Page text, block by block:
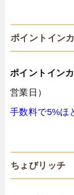
ポイントイン
ポイントイン
営業日）
手数料で5%ほ
ちょびリッチ